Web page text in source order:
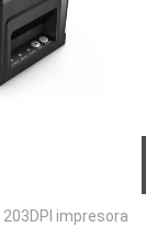
203DPI impresora